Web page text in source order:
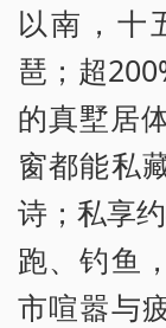
以南，十
琶；超
的真墅居
窗都能私
诗；私享
跑、钓鱼
市喧嚣与